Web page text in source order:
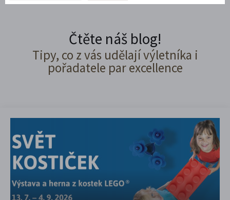
Čtěte náš blog!
Tipy, co z vás udělají výletníka i
pořadatele par excellence